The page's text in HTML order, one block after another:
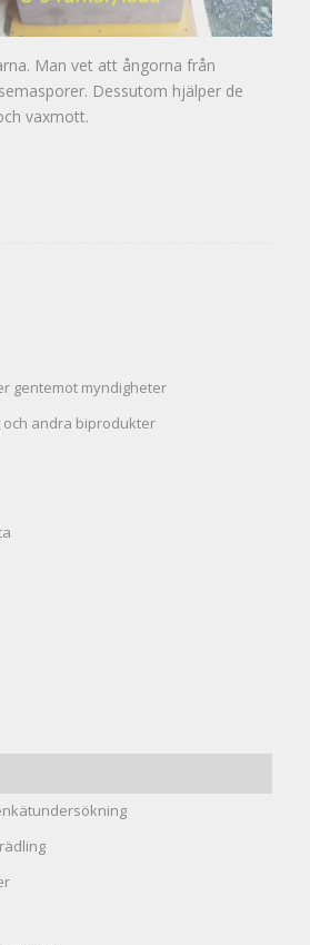
Man vet att ångorna från
Dessutom hjälper de
vaxmott.
gentemot myndigheter
andra biprodukter